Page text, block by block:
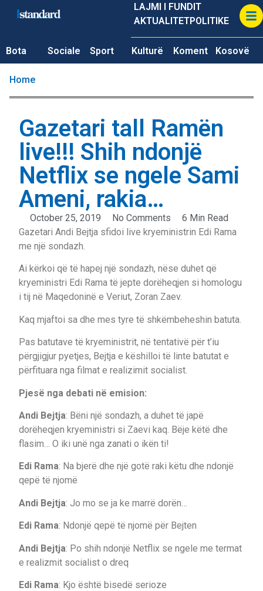
LAJMI I FUNDIT
AKTUALITETPOLITIKE
Bota Sociale Sport Kulturë Koment Kosovë
Home
Gazetari tall Ramën
live!!! Shih ndonjë
Netflix se ngele Sami
Ameni, rakia…
October 25, 2019 No Comments
6 Min Read
Gazetari Andi Bejtja sfidoi live kryeministrin Edi Rama
me një sondazh.
Ai kërkoi që të hapej një sondazh, nëse duhet që
kryeministri Edi Rama të jepte dorëheqjen si homologu
i tij në Maqedoninë e Veriut, Zoran Zaev.
Kaq mjaftoi sa dhe mes tyre të shkëmbeheshin batuta.
Pas batutave të kryeministrit, në tentativë për t’iu
përgjigjur pyetjes, Bejtja e këshilloi të linte batutat e
përfituara nga filmat e realizimit socialist.
Pjesë nga debati në emision:
Andi Bejtja: Bëni një sondazh, a duhet të japë
dorëheqjen kryeministri si Zaevi kaq. Bëje këtë dhe
flasim… O iki unë nga zanati o ikën ti!
Edi Rama: Na bjerë dhe një gotë raki këtu dhe ndonjë
qepë të njomë
Andi Bejtja: Jo mo se ja ke marrë dorën…
Edi Rama: Ndonjë qepë të njomë për Bejten
Andi Bejtja: Po shih ndonjë Netflix se ngele me termat
e realizmit socialist o dreq
Edi Rama: Kjo është bisedë serioze